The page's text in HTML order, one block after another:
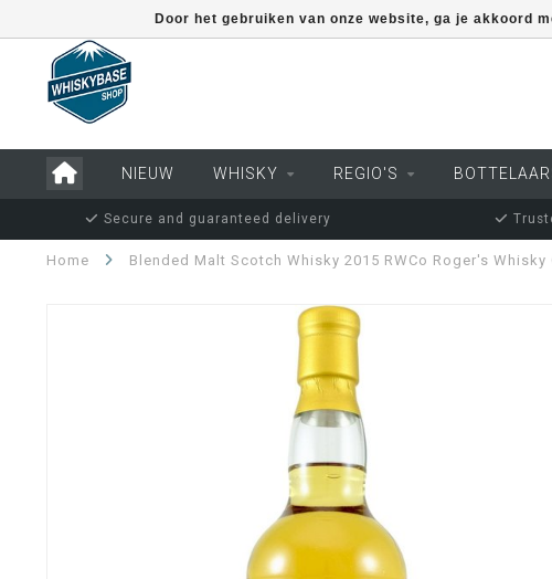
NIEUW WHISKY REGIO'S
Secure and guaranteed delivery
Home Blended Malt Scotch Whisky 2015 RWCo Roger's Whisky
Door het gebruiken van onze website, ga je akkoord